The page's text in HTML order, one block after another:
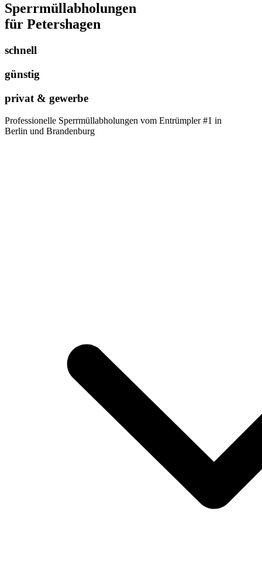
Sperrmüllabholungen
für Petershagen
schnell
günstig
privat & gewerbe
Professionelle Sperrmüllabholungen vom Entrümpler #1 in
Berlin und Brandenburg